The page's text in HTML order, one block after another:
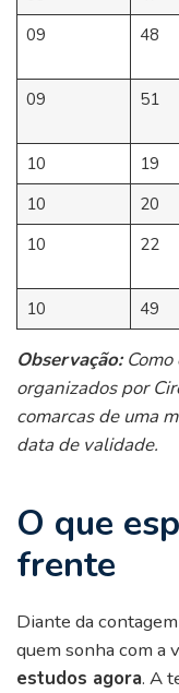
09
48
09 51
10 19
10
20
10
22
10 49
Observação:Como
organizados por
comarcas de uma
data de validade.
O que
frente
Diante da
quem sonha com a
estudos agora. A